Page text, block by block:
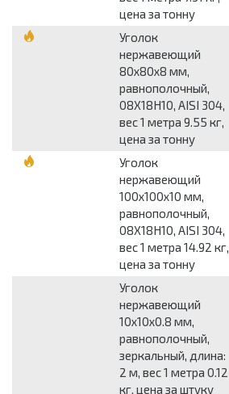
цена за тонну
Уголок
нержавеющий
80x80x8 мм,
равнополочный,
08Х18Н10, AISI 304,
вес 1 метра 9.55 кг,
цена за тонну
Уголок
нержавеющий
100x100x10 мм,
равнополочный,
08Х18Н10, AISI 304,
вес 1 метра 14.92 кг,
цена за тонну
Уголок
нержавеющий
10x10x0.8 мм,
равнополочный,
зеркальный, длина:
2 м, вес 1 метра 0.12
кг, цена за штуку